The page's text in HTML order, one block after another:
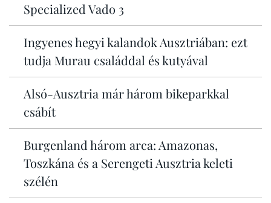
Specialized Vado 3
Ingyenes hegyi kalandok Ausztriában: ezt
tudja Murau családdal és kutyával
Alsó-Ausztria már három bikeparkkal
csábít
Burgenland három arca: Amazonas,
Toszkána és a Serengeti Ausztria keleti
szélén